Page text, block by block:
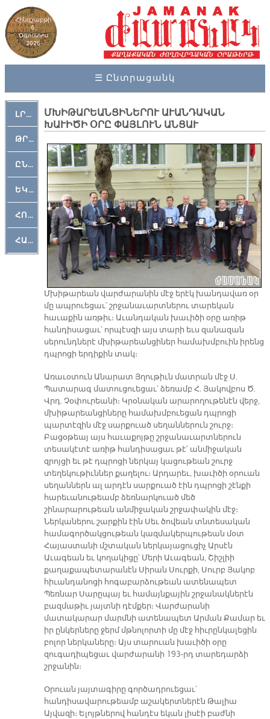
Հինգշաբթի
6,
Օգոստոս
2026
☰ Ընտրացանկ
ԼՐԱՀՈՍ
ԹՐՔԱՀԱՅ ԿԵԱՆՔ
ԸՆԿԵՐԱՄՇԱԿՈՒԹԱՅԻՆ
ԵԿԵՂԵՑԱԿԱՆ
ՀՈԳԵՄՏԱՒՈՐ
ՀԱՐԹԱԿ
ՄԽԻԹԱՐԵԱՆՑԻՆԵՐՈՒ ԱՒԱՆԴԱԿԱՆ
ԽԱՒԻԾԻ ՕՐԸ ՓԱՅԼՈՒՆ ԱՆՑԱՒ
Մխիթարեան վարժարանին մէջ երէկ խանդավառ օր
մը ապրուեցաւ՝ շրջանաւարտներու տարեկան
հաւաքին առթիւ։ Աւանդական խաւիծի օրը առիթ
հանդիսացաւ՝ որպէսզի այս տարի եւս զանազան
սերունդներէ մխիթարեանցիներ համախմբուին իրենց
դպրոցի երդիքին տակ։
Առաւօտուն Անարատ Յղութիւն մատրան մէջ Ս.
Պատարագ մատուցուեցաւ՝ ձեռամբ Հ. Յակովբոս Ծ.
Վրդ. Չօփուրեանի։ Կրօնական արարողութենէն վերջ,
մխիթարեանցիները համախմբուեցան դպրոցի
պարտէզին մէջ սարքուած սեղաններուն շուրջ։
Բացօթեայ այս հաւաքոյթը շրջանաւարտներուն
տեսակէտէ առիթ հանդիսացաւ թէ՛ անմիջական
զրոյցի եւ թէ դպրոցի ներկայ կացութեան շուրջ
տեղեկութիւններ քաղելու։ Արդարեւ, խաւիծի օրուան
սեղաններն ալ արդէն սարքուած էին դպրոցի շէնքի
հարեւանութեամբ ձեռնարկուած մեծ
շինարարութեան անմիջական շրջափակին մէջ։
Ներկաներու շարքին էին Սեւ ծովեան տնտեսական
համագործակցութեան կազմակերպութեան մօտ
Հայաստանի մշտական ներկայացուցիչ Արսէն
Աւագեան եւ կողակիցը՝ Մերի Աւագեան, Շիշլիի
քաղաքապետարանէն Սիրան Սուրքի, Սուրբ Յակոբ
հիւանդանոցի հոգաբարձութեան ատենապետ
Պեռնար Սարըպայ եւ համայնքային շրջանակներէն
բազմաթիւ յայտնի դէմքեր։ Վարժարանի
մատակարար մարմնի ատենապետ Արման Քամար եւ
իր ընկերները ջերմ մթնոլորտի մը մէջ հիւրընկալեցին
բոլոր ներկաները։ Այս տարուան խաւիծի օրը
զուգադիպեցաւ վարժարանի 193-րդ տարեդարձի
շրջանին։
Օրուան յայտագիրը գործադրուեցաւ՝
հանդիսավարութեամբ աշակերտներէն Թալիա
Այվազի։ Ելոյթներով հանդէս եկան լիսէի բաժնի